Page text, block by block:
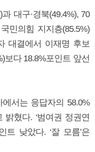
대구·경북(49.4%), 70
민의힘 지지층(85.5%)
대결에서 이재명 후보
보다 18.8%포인트 앞선
서는 응답자의 58.0%
밝혔다. ‘범여권 정권연
트 낮았다. ‘잘 모름’은